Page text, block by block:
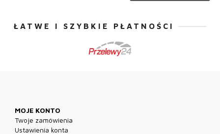
ŁATWE I SZYBKIE PŁATNOŚCI
MOJE KONTO
Twoje zamówienia
Ustawienia konta